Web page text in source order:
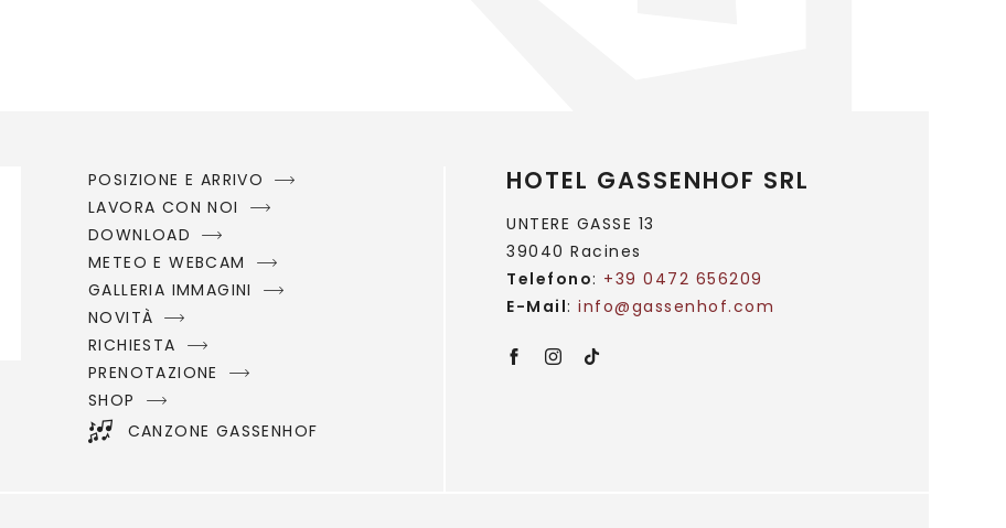
POSIZIONE E ARRIVO
LAVORA CON NOI
DOWNLOAD
METEO E WEBCAM
GALLERIA IMMAGINI
NOVITÀ
RICHIESTA
PRENOTAZIONE
SHOP
CANZONE GASSENHOF
HOTEL GASSENHOF SRL
UNTERE GASSE 13
39040 Racines
Telefono: +39 0472 656209
E-Mail: info@gassenhof.com